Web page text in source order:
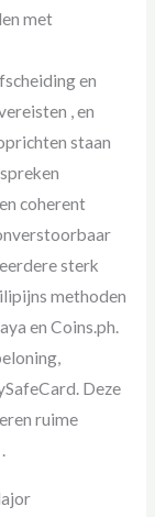
met
en
, en
staan
coherent
sterk
methoden
en Coins.ph.
Deze
ruime